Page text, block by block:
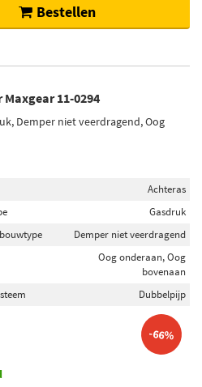
Bestellen
11-0294
Demper niet veerdragend, Oog
Achteras
Gasdruk
Demper niet veerdragend
Oog onderaan, Oog
bovenaan
Dubbelpijp
-66%